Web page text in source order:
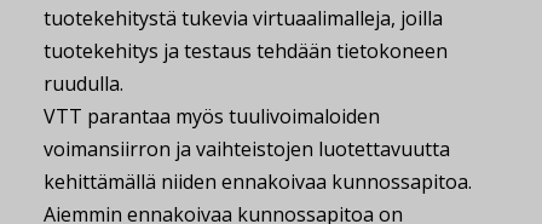
tuotekehitystä tukevia virtuaalimalleja, joilla
tuotekehitys ja testaus tehdään tietokoneen
ruudulla.
VTT parantaa myös tuulivoimaloiden
voimansiirron ja vaihteistojen luotettavuutta
kehittämällä niiden ennakoivaa kunnossapitoa.
Aiemmin ennakoivaa kunnossapitoa on